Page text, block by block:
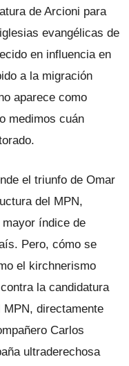
de Arcioni para
evangélicas de
en influencia en
a la migración
aparece como
medimos cuán
el triunfo de Omar
del MPN,
índice de
Pero, cómo se
el kirchnerismo
la candidatura
directamente
Carlos
ultraderechosa